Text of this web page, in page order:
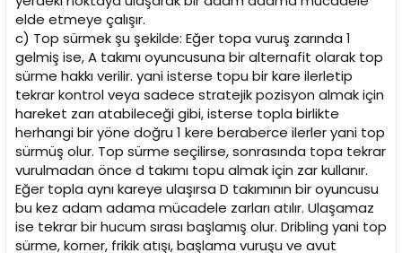
elde etmeye çalışır.
c) Top sürmek şu şekilde: Eğer topa vuruş zarında 1
gelmiş ise, A takımı oyuncusuna bir alternafit olarak top
sürme hakkı verilir. yani isterse topu bir kare ilerletip
tekrar kontrol veya sadece stratejik pozisyon almak için
hareket zarı atabileceği gibi, isterse topla birlikte
herhangi bir yöne doğru 1 kere beraberce ilerler yani top
sürmüş olur. Top sürme seçilirse, sonrasında topa tekrar
vurulmadan önce d takımı topu almak için zar kullanır.
Eğer topla aynı kareye ulaşırsa D takımının bir oyuncusu
bu kez adam adama mücadele zarları atılır. Ulaşamaz
ise tekrar bir hucum sırası başlamış olur. Dribling yani top
sürme, korner, frikik atışı, başlama vuruşu ve avut